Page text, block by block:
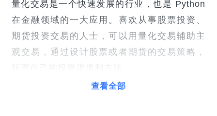
量化交易是一个快速发展的行业，也是 Python
在金融领域的一大应用。喜欢从事股票投资、
期货投资交易的人士，可以用量化交易辅助主
观交易，通过设计股票或者期货的交易策略，
查看全部